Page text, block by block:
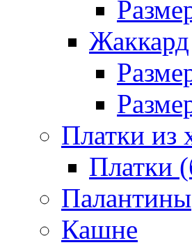
Жаккард
Платки из
Платки
Палантины
Кашне